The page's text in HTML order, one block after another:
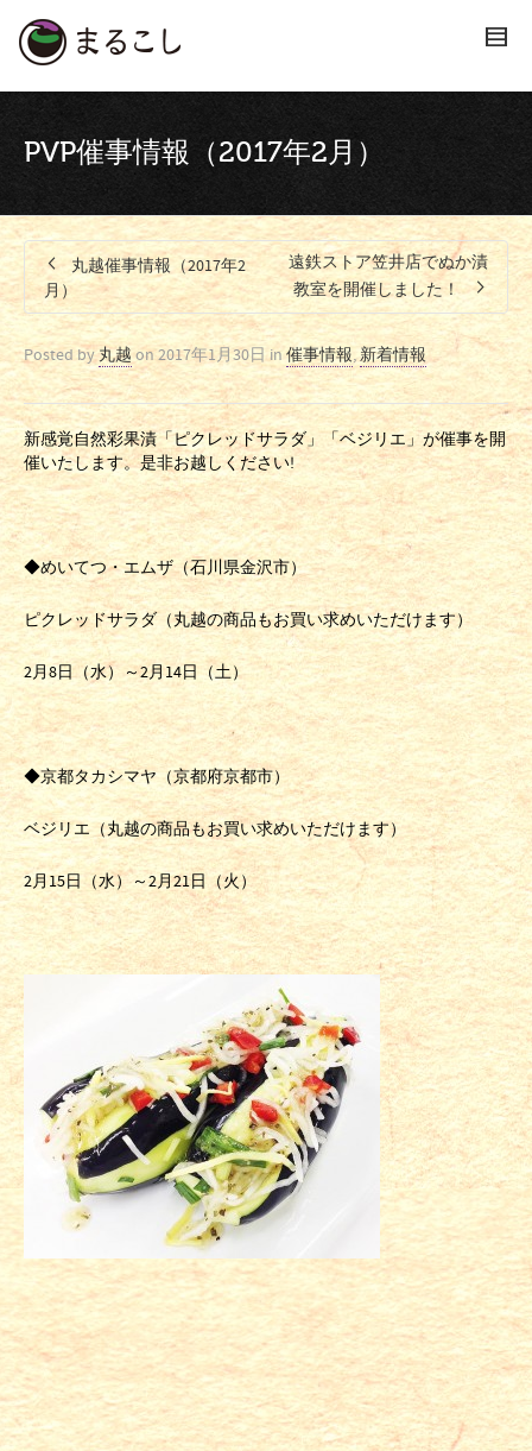
PVP催事情報（2017年2月）
丸越催事情報（2017年2
月）
遠鉄ストア笠井店でぬか漬
教室を開催しました！
Posted by丸越 on2017年1月30日in 催事情報,新着情報
新感覚自然彩果漬「ピクレッドサラダ」「ベジリエ」が催事を開
催いたします。是非お越しください!
◆めいてつ・エムザ（石川県金沢市）
ピクレッドサラダ（丸越の商品もお買い求めいただけます）
2月8日（水）～2月14日（土）
◆京都タカシマヤ（京都府京都市）
ベジリエ（丸越の商品もお買い求めいただけます）
2月15日（水）～2月21日（火）